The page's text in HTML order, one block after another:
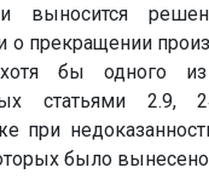
выносится
о прекращении
бы одного из
статьями 2.9,
при
было